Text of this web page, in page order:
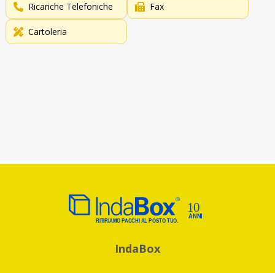
Ricariche Telefoniche Fax
Cartoleria
IndaBox